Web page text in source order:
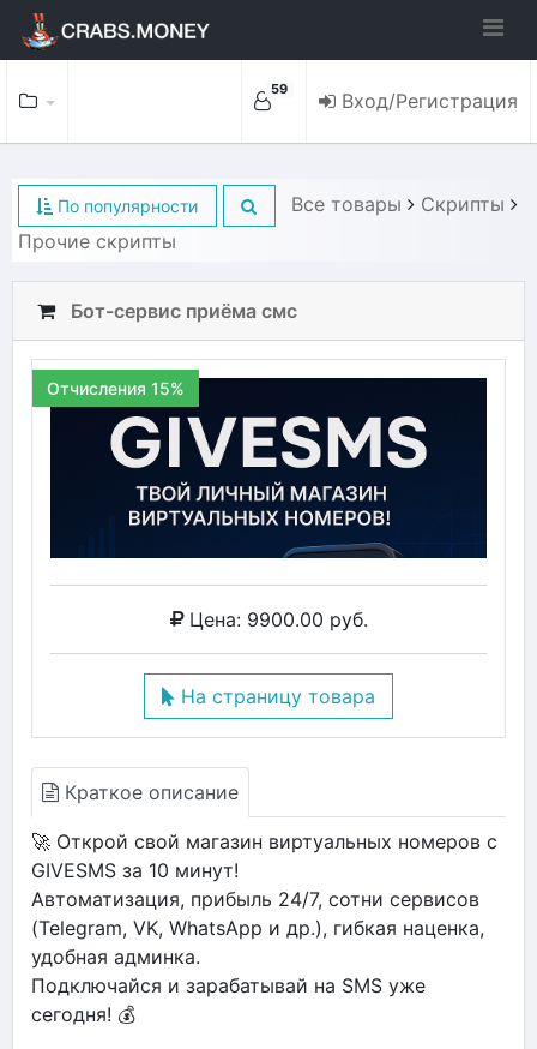
59 Вход/Регистрация
По популярности Все товары
Скрипты
Прочие скрипты
Бот-сервис приёма смс
Отчисления 15%
Цена: 9900.00 руб.
На страницу товара
Краткое описание
🚀 Открой свой магазин виртуальных номеров с
GIVESMS за 10 минут!
Автоматизация, прибыль 24/7, сотни сервисов
(Telegram, VK, WhatsApp и др.), гибкая наценка,
удобная админка.
Подключайся и зарабатывай на SMS уже
сегодня! 💰